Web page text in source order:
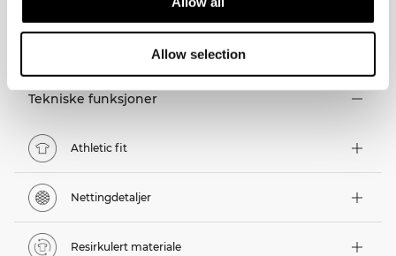
Allow selection
TEKNISKE EGENSKAPER
Tekniske funksjoner
Athletic fit
Nettingdetaljer
Resirkulert materiale